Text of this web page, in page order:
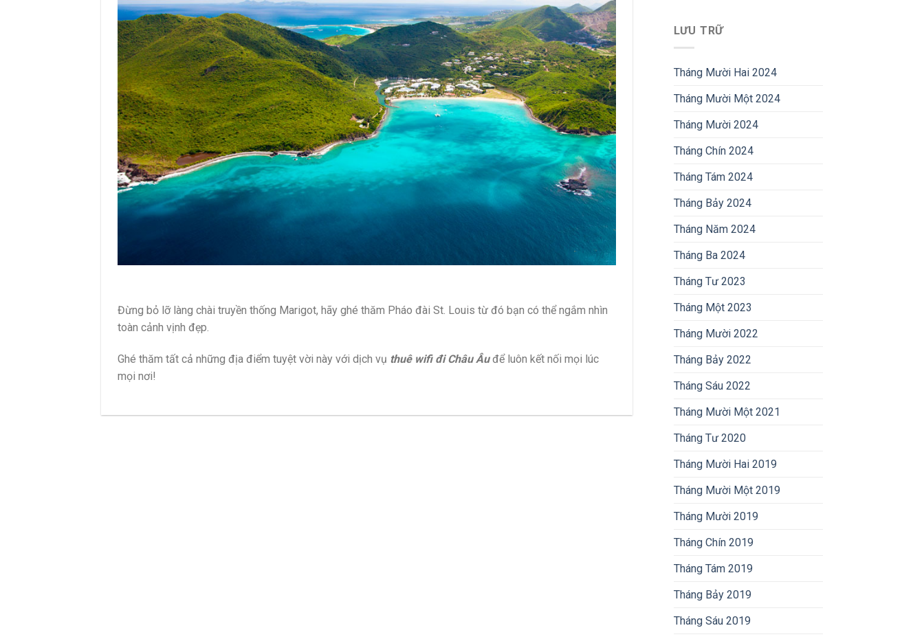
Đừng bỏ lỡ làng chài truyền thống Marigot, hãy ghé thăm Pháo đài St. Louis từ đó bạn có thể ngắm nhìn
toàn cảnh vịnh đẹp.
Ghé thăm tất cả những địa điểm tuyệt vời này với dịch vụ thuê wifi đi Châu Âuđể luôn kết nối mọi lúc
mọi nơi!
LƯU TRỮ
Tháng Mười Hai 2024
Tháng Mười Một 2024
Tháng Mười 2024
Tháng Chín 2024
Tháng Tám 2024
Tháng Bảy 2024
Tháng Năm 2024
Tháng Ba 2024
Tháng Tư 2023
Tháng Một 2023
Tháng Mười 2022
Tháng Bảy 2022
Tháng Sáu 2022
Tháng Mười Một 2021
Tháng Tư 2020
Tháng Mười Hai 2019
Tháng Mười Một 2019
Tháng Mười 2019
Tháng Chín 2019
Tháng Tám 2019
Tháng Bảy 2019
Tháng Sáu 2019